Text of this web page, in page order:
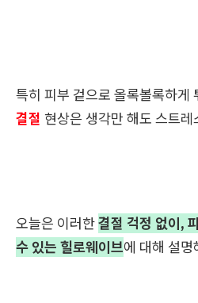
특히 피부 겉으로 올록볼록하게
결절 현상은 생각만 해도 스트
오늘은 이러한결절 걱정 없이,
수 있는 힐로웨이브에 대해 설